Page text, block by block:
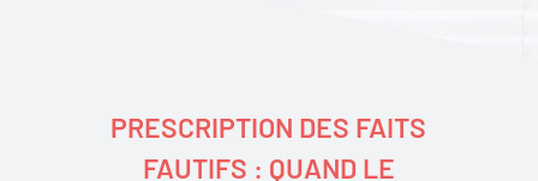
PRESCRIPTION DES FAITS
FAUTIFS : QUAND LE